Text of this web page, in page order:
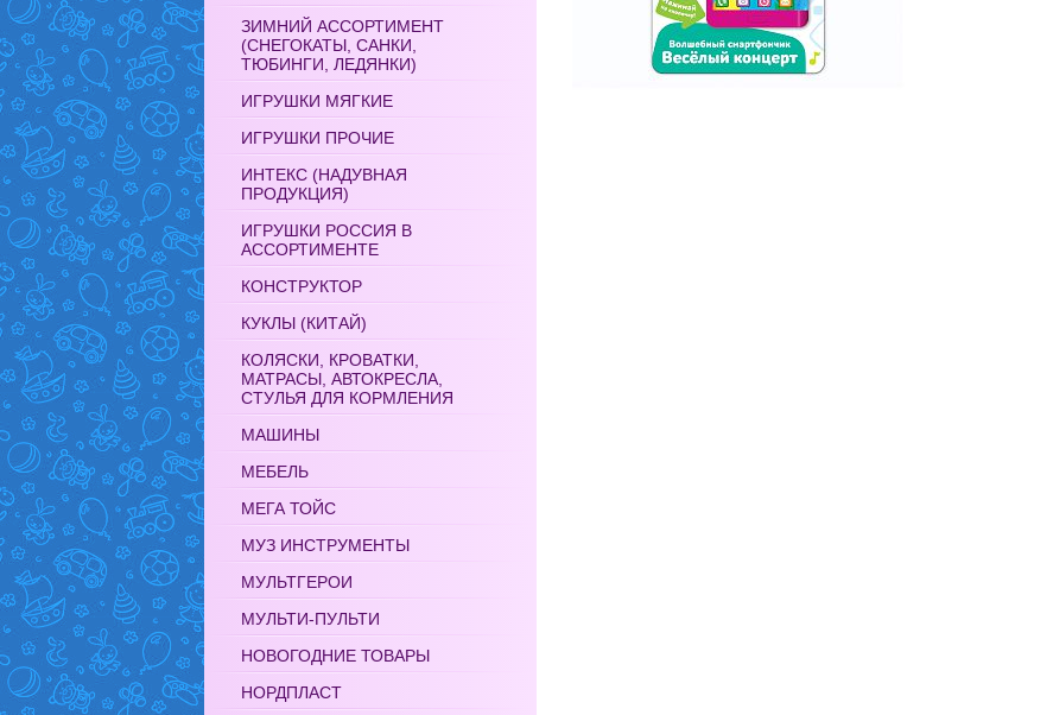
ЗИМНИЙ АССОРТИМЕНТ
(СНЕГОКАТЫ, САНКИ,
ТЮБИНГИ, ЛЕДЯНКИ)
ИГРУШКИ МЯГКИЕ
ИГРУШКИ ПРОЧИЕ
ИНТЕКС (НАДУВНАЯ
ПРОДУКЦИЯ)
ИГРУШКИ РОССИЯ В
АССОРТИМЕНТЕ
КОНСТРУКТОР
КУКЛЫ (КИТАЙ)
КОЛЯСКИ, КРОВАТКИ,
МАТРАСЫ, АВТОКРЕСЛА,
СТУЛЬЯ ДЛЯ КОРМЛЕНИЯ
МАШИНЫ
МЕБЕЛЬ
МЕГА ТОЙС
МУЗ ИНСТРУМЕНТЫ
МУЛЬТГЕРОИ
МУЛЬТИ-ПУЛЬТИ
НОВОГОДНИЕ ТОВАРЫ
НОРДПЛАСТ